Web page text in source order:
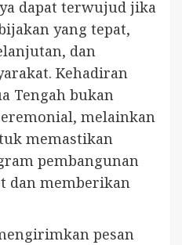
dapat terwujud jika
yang tepat,
dan
Kehadiran
Tengah bukan
melainkan
memastikan
pembangunan
dan memberikan
pesan